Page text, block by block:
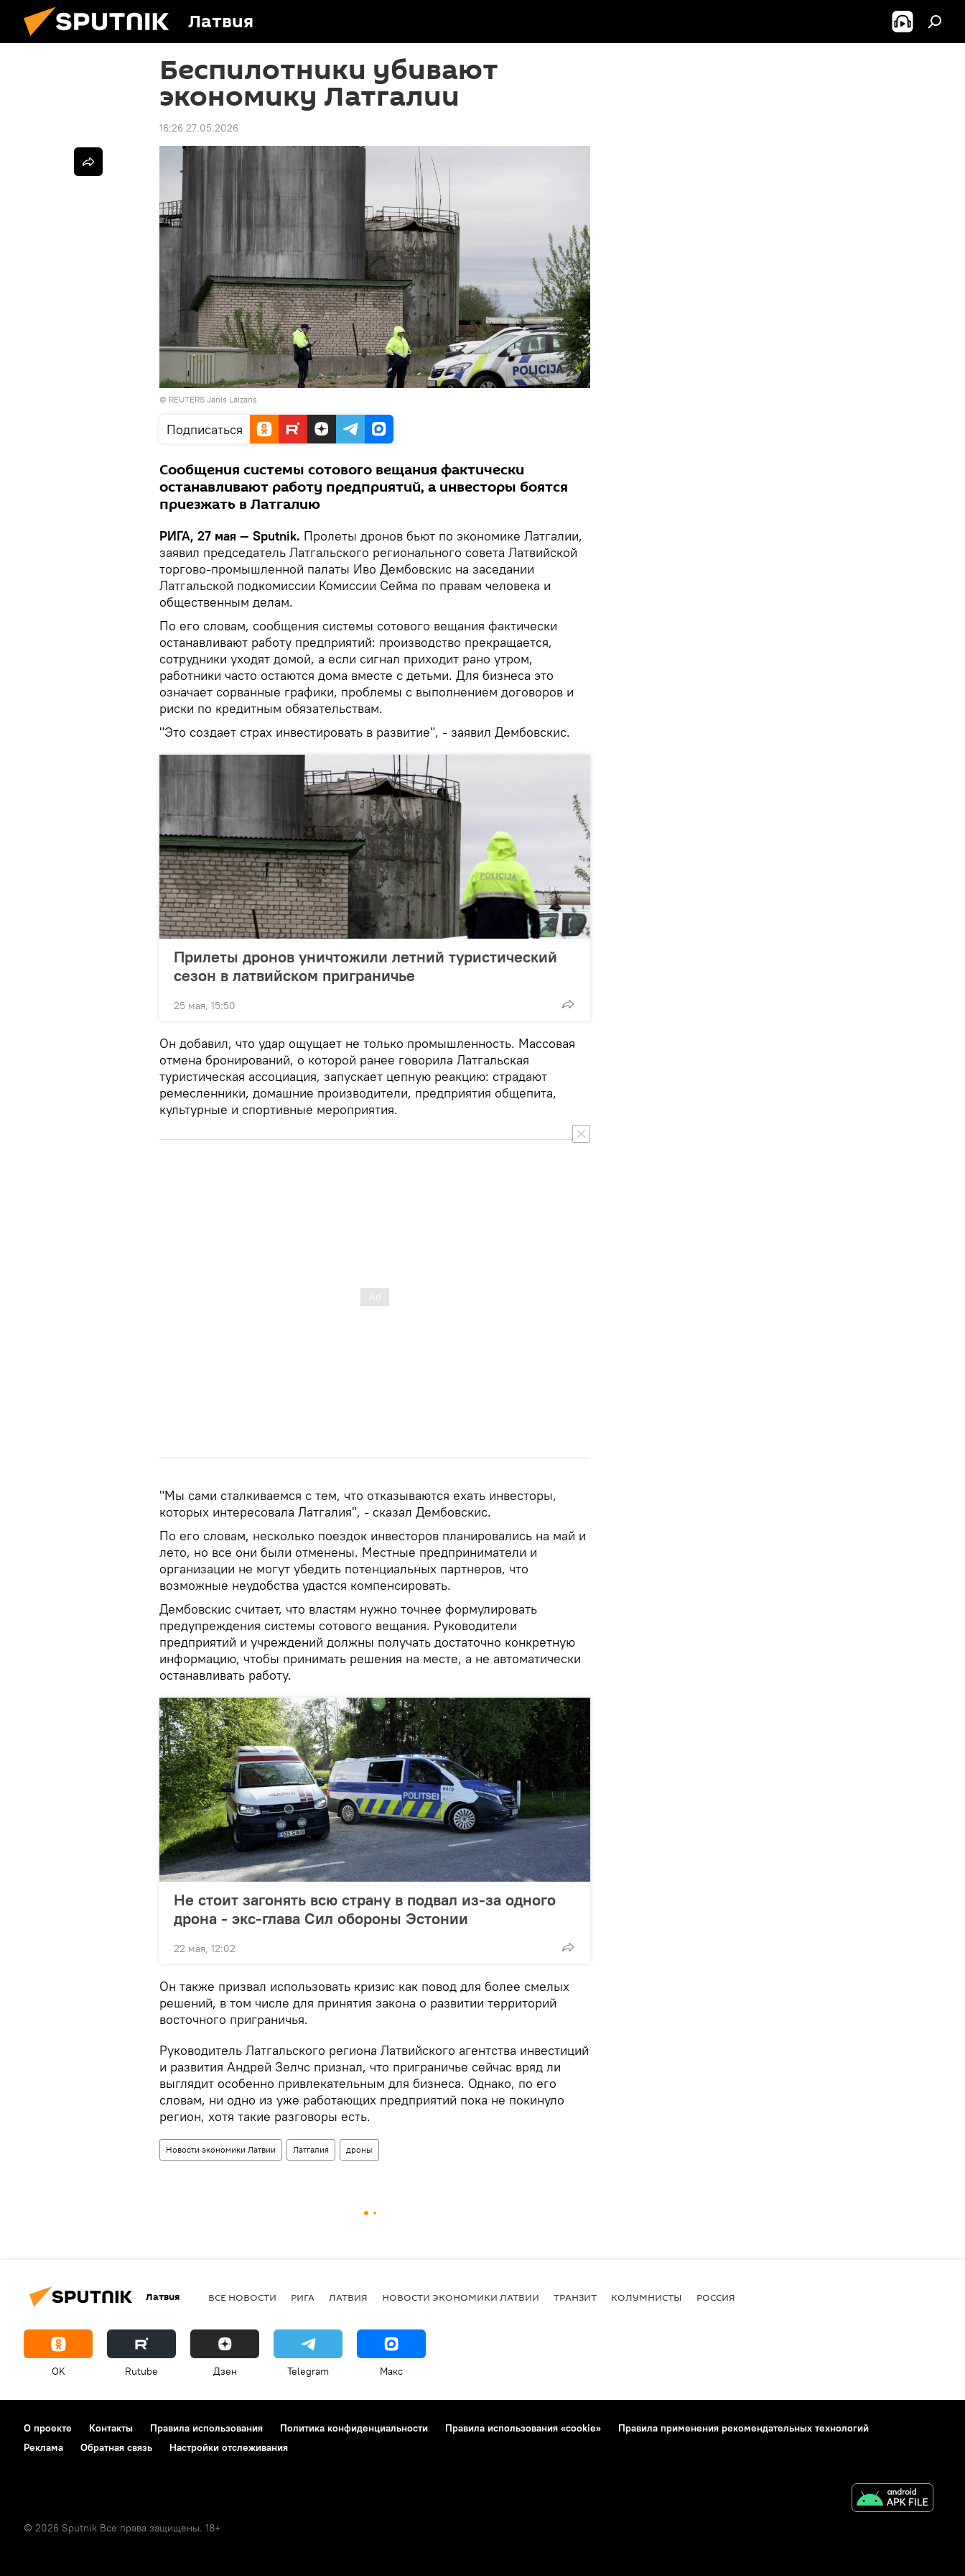
Латвия
Беспилотники убивают
экономику Латгалии
16:26 27.05.2026
© REUTERS Janis Laizans
Подписаться
Сообщения системы сотового вещания фактически
останавливают работу предприятий, а инвесторы боятся
приезжать в Латгалию
РИГА, 27 мая — Sputnik. Пролеты дронов бьют по экономике Латгалии,
заявил председатель Латгальского регионального совета Латвийской
торгово-промышленной палаты Иво Дембовскис на заседании
Латгальской подкомиссии Комиссии Сейма по правам человека и
общественным делам.
По его словам, сообщения системы сотового вещания фактически
останавливают работу предприятий: производство прекращается,
сотрудники уходят домой, а если сигнал приходит рано утром,
работники часто остаются дома вместе с детьми. Для бизнеса это
означает сорванные графики, проблемы с выполнением договоров и
риски по кредитным обязательствам.
"Это создает страх инвестировать в развитие", - заявил Дембовскис.
Прилеты дронов уничтожили летний туристический
сезон в латвийском приграничье
25 мая, 15:50
Он добавил, что удар ощущает не только промышленность. Массовая
отмена бронирований, о которой ранее говорила Латгальская
туристическая ассоциация, запускает цепную реакцию: страдают
ремесленники, домашние производители, предприятия общепита,
культурные и спортивные мероприятия.
"Мы сами сталкиваемся с тем, что отказываются ехать инвесторы,
которых интересовала Латгалия", - сказал Дембовскис.
По его словам, несколько поездок инвесторов планировались на май и
лето, но все они были отменены. Местные предприниматели и
организации не могут убедить потенциальных партнеров, что
возможные неудобства удастся компенсировать.
Дембовскис считает, что властям нужно точнее формулировать
предупреждения системы сотового вещания. Руководители
предприятий и учреждений должны получать достаточно конкретную
информацию, чтобы принимать решения на месте, а не автоматически
останавливать работу.
Не стоит загонять всю страну в подвал из-за одного
дрона - экс-глава Сил обороны Эстонии
22 мая, 12:02
Он также призвал использовать кризис как повод для более смелых
решений, в том числе для принятия закона о развитии территорий
восточного приграничья.
Руководитель Латгальского региона Латвийского агентства инвестиций
и развития Андрей Зелчс признал, что приграничье сейчас вряд ли
выглядит особенно привлекательным для бизнеса. Однако, по его
словам, ни одно из уже работающих предприятий пока не покинуло
регион, хотя такие разговоры есть.
Новости экономики Латвии Латгалия дроны
Латвия ВСЕ НОВОСТИ РИГА ЛАТВИЯ НОВОСТИ ЭКОНОМИКИ ЛАТВИИ ТРАНЗИТ КОЛУМНИСТЫ РОССИЯ
OK Rutube Дзен Telegram Макс
О проекте Контакты Правила использования Политика конфиденциальности Правила использования «cookie»
Правила применения рекомендательных технологий
Реклама
Обратная связь Настройки отслеживания
© 2026 Sputnik Все права защищены. 18+